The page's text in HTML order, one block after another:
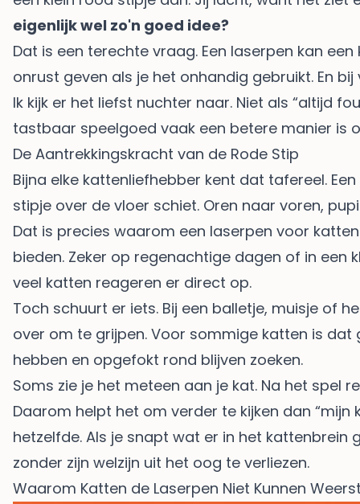
eigenlijk wel zo'n goed idee?
Dat is een terechte vraag. Een laserpen kan
onrust geven als je het onhandig gebruikt. En
Ik kijk er het liefst nuchter naar. Niet als “altijd
tastbaar speelgoed vaak een betere manier is
De Aantrekkingskracht van de Rode Stip
Bijna elke kattenliefhebber kent dat tafereel.
stipje over de vloer schiet. Oren naar voren,
Dat is precies waarom een laserpen voor
bieden. Zeker op regenachtige dagen of in
veel katten reageren er direct op.
Toch schuurt er iets. Bij een balletje, muisje of
over om te grijpen. Voor sommige katten is
hebben en opgefokt rond blijven zoeken.
Soms zie je het meteen aan je kat. Na het spel
Daarom helpt het om verder te kijken dan
hetzelfde. Als je snapt wat er in het kattenbrein
zonder zijn welzijn uit het oog te verliezen.
Waarom Katten de Laserpen Niet Kunnen